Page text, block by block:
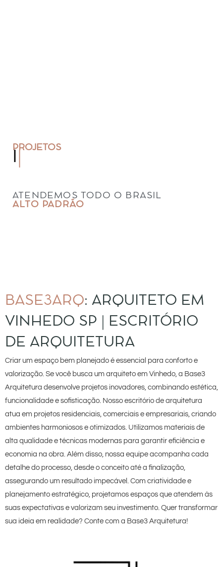
PROJETOS
INTERIOR
ATENDEMOS TODO O BRASIL
ALTO PADRÃO
BASE3ARQ: ARQUITETO EM
VINHEDO SP | ESCRITÓRIO
DE ARQUITETURA
Criar um espaço bem planejado é essencial para conforto e
valorização. Se você busca um arquiteto em Vinhedo, a Base3
Arquitetura desenvolve projetos inovadores, combinando estética,
funcionalidade e sofisticação. Nosso escritório de arquitetura
atua em projetos residenciais, comerciais e empresariais, criando
ambientes harmoniosos e otimizados. Utilizamos materiais de
alta qualidade e técnicas modernas para garantir eficiência e
economia na obra. Além disso, nossa equipe acompanha cada
detalhe do processo, desde o conceito até a finalização,
assegurando um resultado impecável. Com criatividade e
planejamento estratégico, projetamos espaços que atendem às
suas expectativas e valorizam seu investimento. Quer transformar
sua ideia em realidade? Conte com a Base3 Arquitetura!